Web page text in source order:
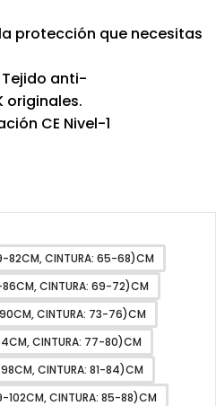
protección que necesitas
anti-
originales.
CE Nivel-1
82CM, CINTURA: 65-68)CM
CINTURA: 69-72)CM
CINTURA: 73-76)CM
CINTURA: 77-80)CM
CINTURA: 81-84)CM
102CM, CINTURA: 85-88)CM